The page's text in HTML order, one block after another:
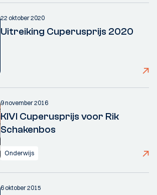
22 oktober 2020
Uitreiking Cuperusprijs 2020
9 november 2016
KIVI Cuperusprijs voor Rik
Schakenbos
Onderwijs
6 oktober 2015